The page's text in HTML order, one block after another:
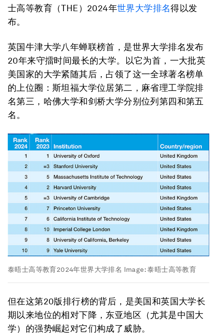
士高等教育（THE）2024年世界大学排名得以发
布。
英国牛津大学八年蝉联榜首，是世界大学排名发布
20年来守擂时间最长的大学。以它为首，一大批英
美国家的大学紧随其后，占领了这一全球著名榜单
的上位圈：斯坦福大学位居第二，麻省理工学院排
名第三，哈佛大学和剑桥大学分别位列第四和第五
名。
泰晤士高等教育2024年世界大学排名 Image:泰晤士高等教育
但在这第20版排行榜的背后，是美国和英国大学长
期以来地位的相对下降，东亚地区（尤其是中国大
学）的强势崛起对它们构成了威胁。